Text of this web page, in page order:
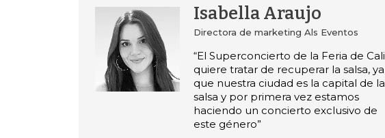
Isabella Araujo
Directora de marketing Als Eventos
“El Superconcierto de la Feria de Cali
quiere tratar de recuperar la salsa, ya
que nuestra ciudad es la capital de la
salsa y por primera vez estamos
haciendo un concierto exclusivo de
este género”